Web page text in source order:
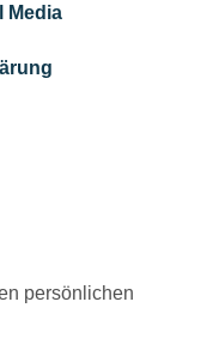
Media
persönlichen